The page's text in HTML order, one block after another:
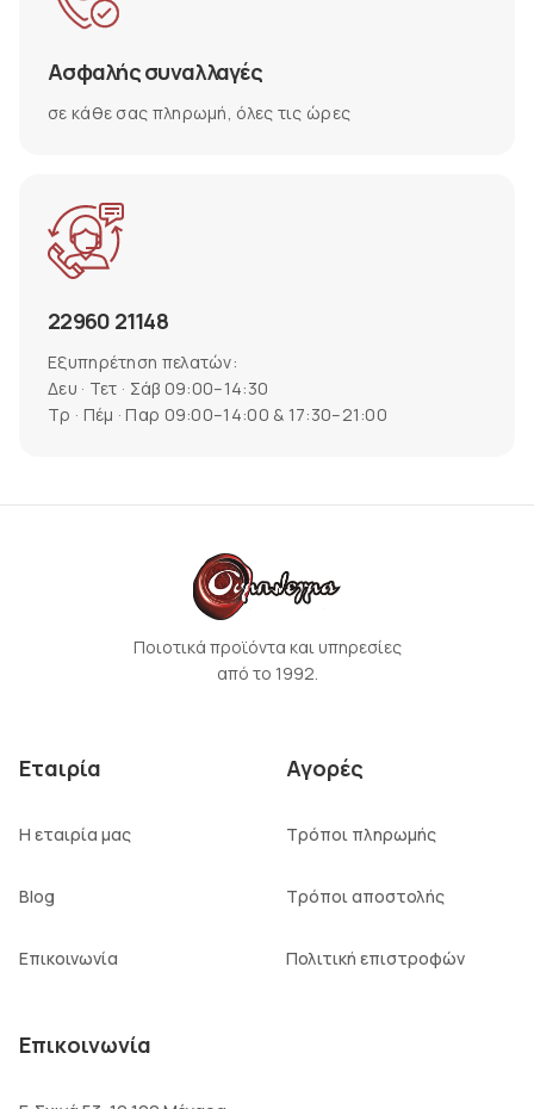
Ασφαλής συναλλαγές
σε κάθε σας πληρωμή, όλες τις ώρες
22960 21148
Εξυπηρέτηση πελατών:
Δευ · Τετ · Σάβ 09:00–14:30
Τρ · Πέμ · Παρ 09:00–14:00 & 17:30–21:00
Ποιοτικά προϊόντα και υπηρεσίες
από το 1992.
Εταιρία
Η εταιρία μας
Blog
Επικοινωνία
Αγορές
Τρόποι πληρωμής
Τρόποι αποστολής
Πολιτική επιστροφών
Επικοινωνία